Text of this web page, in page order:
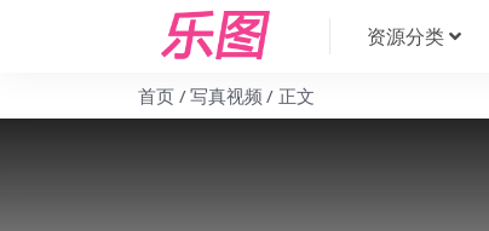
资源分类
首页 写真视频 正文